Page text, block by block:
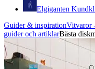
Elgiganten
Guider & inspirationVitvaror
guider och artiklarBästa